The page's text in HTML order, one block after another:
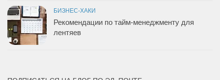
БИЗНЕС-ХАКИ
Рекомендации по тайм-менеджменту для
лентяев